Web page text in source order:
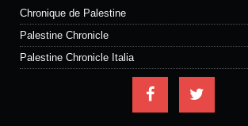
Chronique de Palestine
Palestine Chronicle
Palestine Chronicle Italia